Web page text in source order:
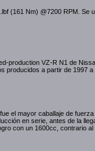
(161 Nm) @7200 RPM. Se
production VZ-R N1 de
producidos a partir de 1997 a
el mayor caballaje de
en serie, antes de la
con un 1600cc, contrario